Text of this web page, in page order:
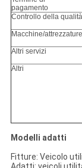
pagamento
Controllo della qualità
Macchine/attrezzature
Altri servizi
Altri
Modelli adatti
Fitture: Veicolo